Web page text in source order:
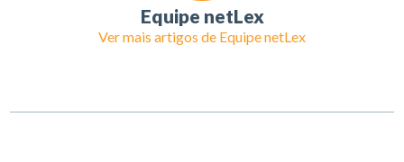
Equipe netLex
Ver mais artigos de Equipe netLex